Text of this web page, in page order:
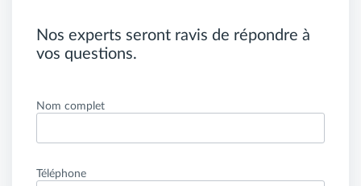
Nos experts seront ravis de répondre à
vos questions.
Nom complet
Téléphone